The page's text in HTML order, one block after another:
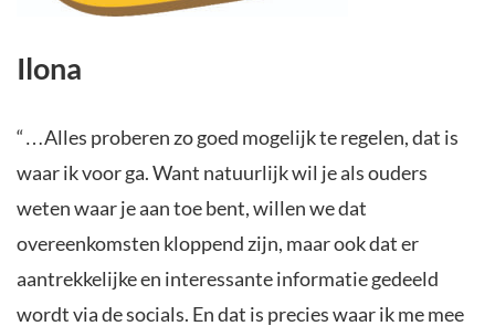
Ilona
“…Alles proberen zo goed mogelijk te regelen, dat is
waar ik voor ga. Want natuurlijk wil je als ouders
weten waar je aan toe bent, willen we dat
overeenkomsten kloppend zijn, maar ook dat er
aantrekkelijke en interessante informatie gedeeld
wordt via de socials. En dat is precies waar ik me mee